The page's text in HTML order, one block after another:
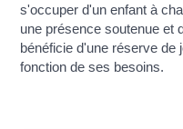
s'occuper d'un enfant à
une présence soutenue et
bénéficie d'une réserve de
fonction de ses besoins.